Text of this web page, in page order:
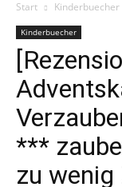
Start Kinderbuecher
Kinderbuecher
***
zu wenig